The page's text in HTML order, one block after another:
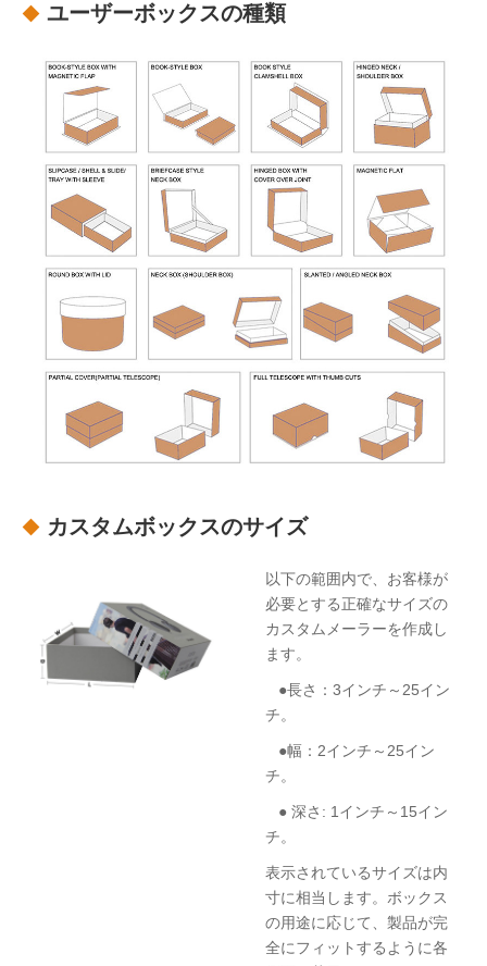
ユーザーボックスの種類
カスタムボックスのサイズ
以下の範囲内で、お客様が
必要とする正確なサイズの
カスタムメーラーを作成し
ます。
●長さ：3インチ～25イン
チ。
●幅：2インチ～25イン
チ。
● 深さ: 1インチ～15イン
チ。
表示されているサイズは内
寸に相当します。ボックス
の用途に応じて、製品が完
全にフィットするように各